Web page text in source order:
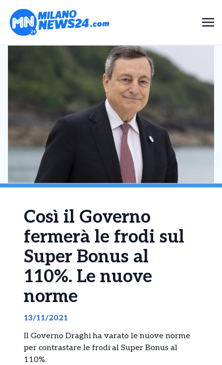
Così il Governo
fermerà le frodi sul
Super Bonus al
110%. Le nuove
norme
13/11/2021
Il Governo Draghi ha varato le nuove norme
per contrastare le frodi al Super Bonus al
110%.